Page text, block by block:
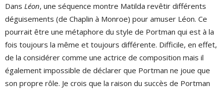
Dans Léon, une séquence montre Matilda revêtir différents
déguisements (de Chaplin à Monroe) pour amuser Léon. Ce
pourrait être une métaphore du style de Portman qui est à la
fois toujours la même et toujours différente. Difficile, en effet,
de la considérer comme une actrice de composition mais il
également impossible de déclarer que Portman ne joue que
son propre rôle. Je crois que la raison du succès de Portman